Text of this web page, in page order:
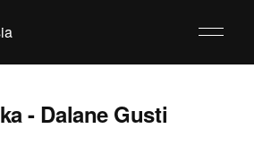
- Dalane Gusti